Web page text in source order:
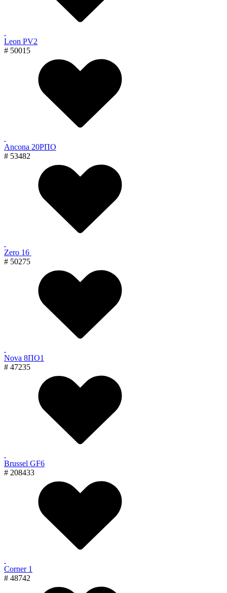
Leon PV2
# 50015
Ancona 20РПО
# 53482
Zero 16
# 50275
Nova 8ПО1
# 47235
Brussel GF6
# 208433
Corner 1
# 48742